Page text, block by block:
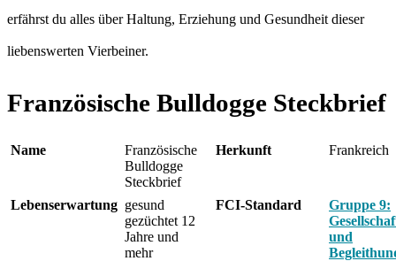
erfährst du alles über Haltung, Erziehung und Gesundheit dieser
liebenswerten Vierbeiner.
Französische Bulldogge Steckbrief
Name
Französische
Bulldogge
Steckbrief
Herkunft Frankreich
Lebenserwartung gesund
gezüchtet 12
Jahre und
mehr
FCI-Standard
Gruppe 9:
und